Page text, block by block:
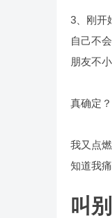
3、刚开
自己不
朋友不
真确定
我又点
知道我
叫